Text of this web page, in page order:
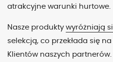
atrakcyjne warunki hurtowe.
Nasze produkty wyróżniają
selekcją, co przekłada się
Klientów naszych partnerów.